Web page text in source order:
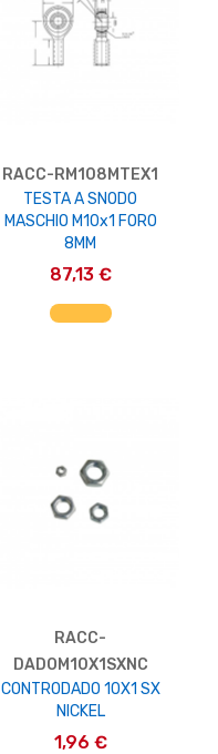
RACC-RM108MTEX1
TESTA A SNODO
MASCHIO M10x1 FORO
8MM
87,13 €
AGGIUNGI AL CARRELLO
RACC-
DADOM10X1SXNC
CONTRODADO 10X1 SX
NICKEL
1,96 €